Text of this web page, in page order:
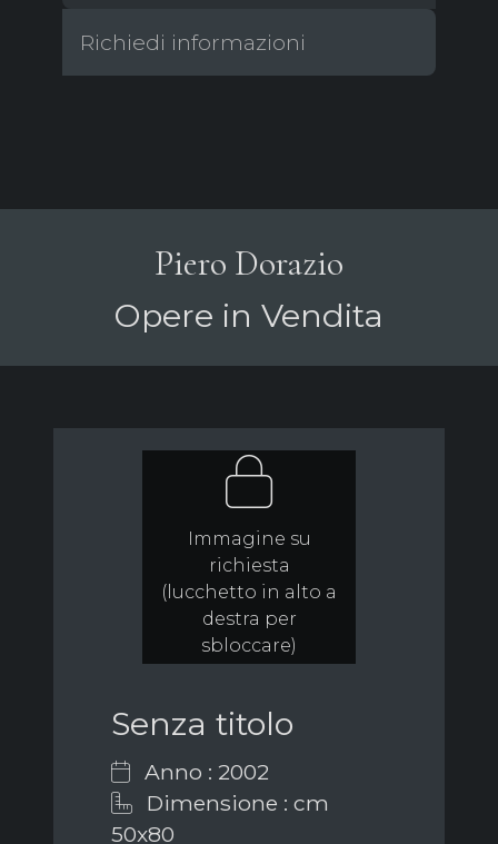
Richiedi informazioni
Piero Dorazio
Opere in Vendita
Immagine su
richiesta
(lucchetto in alto a
destra per
sbloccare)
Senza titolo
Anno : 2002
Dimensione : cm
50x80